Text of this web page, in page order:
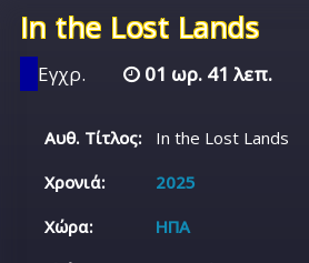
In the Lost Lands
Εγχρ. 01 ωρ. 41 λεπ.
Αυθ. Τίτλος:
In the Lost Lands
Χρονιά:
2025
Χώρα:
ΗΠΑ